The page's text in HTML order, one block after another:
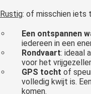
Rustig: of misschien iets
Een ontspannen
iedereen in een
Rondvaart: ideaal
voor het
GPS tocht of
volledig kwijt is.
komen.